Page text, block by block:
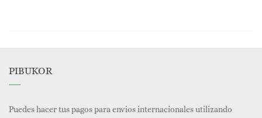
PIBUKOR
Puedes hacer tus pagos para envios internacionales utilizando